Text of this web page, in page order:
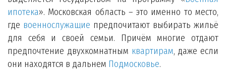
ипотека». Московская область – это именно то место,
где военнослужащие предпочитают выбирать жильё
для себя и своей семьи. Причём многие отдают
предпочтение двухкомнатным квартирам, даже если
они находятся в дальнем Подмосковье.